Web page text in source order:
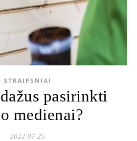
STRAIPSNIAI
pasirinkti
medienai?
2022 07 25